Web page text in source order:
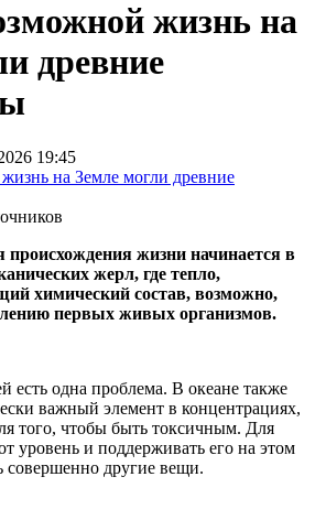
жизнь на
древние
19:45
происхождения жизни начинается в
жерл, где тепло,
химический состав, возможно,
первых живых организмов.
есть одна проблема. В океане также
важный элемент в концентрациях,
того, чтобы быть токсичным. Для
уровень и поддерживать его на этом
совершенно другие вещи.